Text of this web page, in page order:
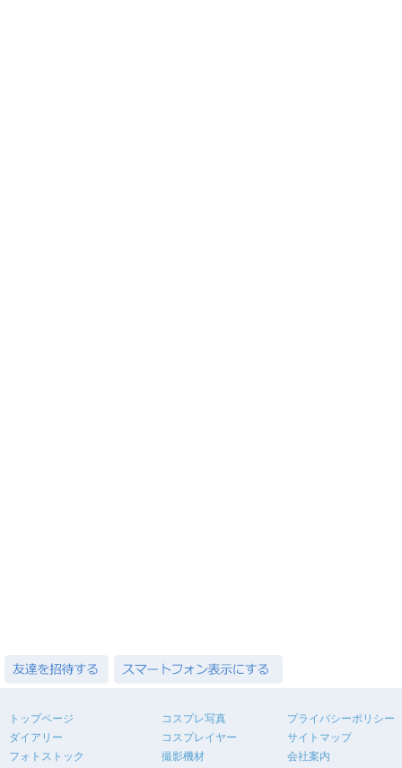
トップページ
ダイアリー
フォトストック
コスプレ写真
コスプレイヤー
撮影機材
プライバシーポリシー
サイトマップ
会社案内